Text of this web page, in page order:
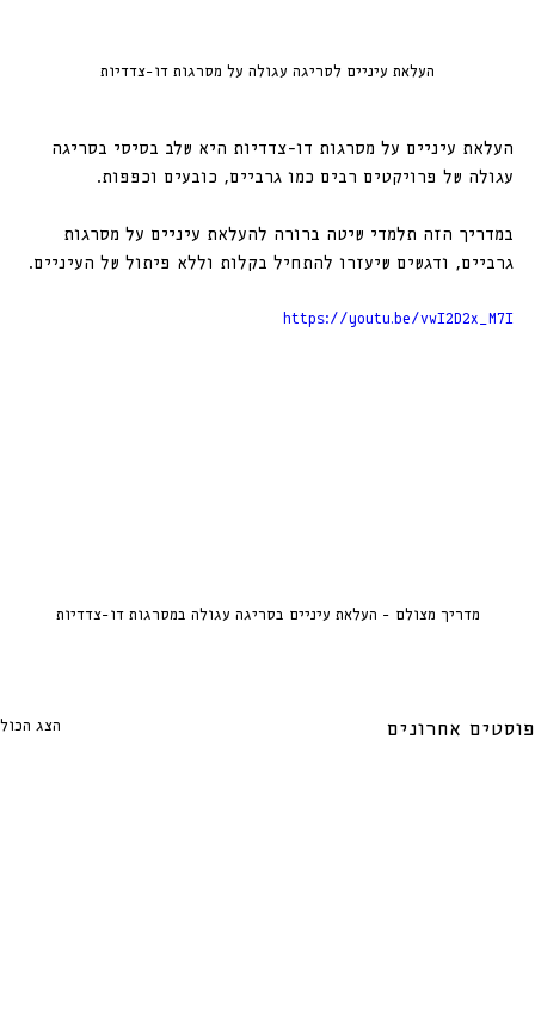
העלאת עיניים לסריגה עגולה על מסרגות דו-צדדיות
העלאת עיניים על מסרגות דו-צדדיות היא שלב בסיסי בסריגה
עגולה של פרויקטים רבים כמו גרביים, כובעים וכפפות.
במדריך הזה תלמדי שיטה ברורה להעלאת עיניים על מסרגות
גרביים, ודגשים שיעזרו להתחיל בקלות וללא פיתול של העיניים.
https://youtu.be/vwI2D2x_M7I
מדריך מצולם - העלאת עיניים בסריגה עגולה במסרגות דו-צדדיות
פוסטים אחרונים הצג הכול